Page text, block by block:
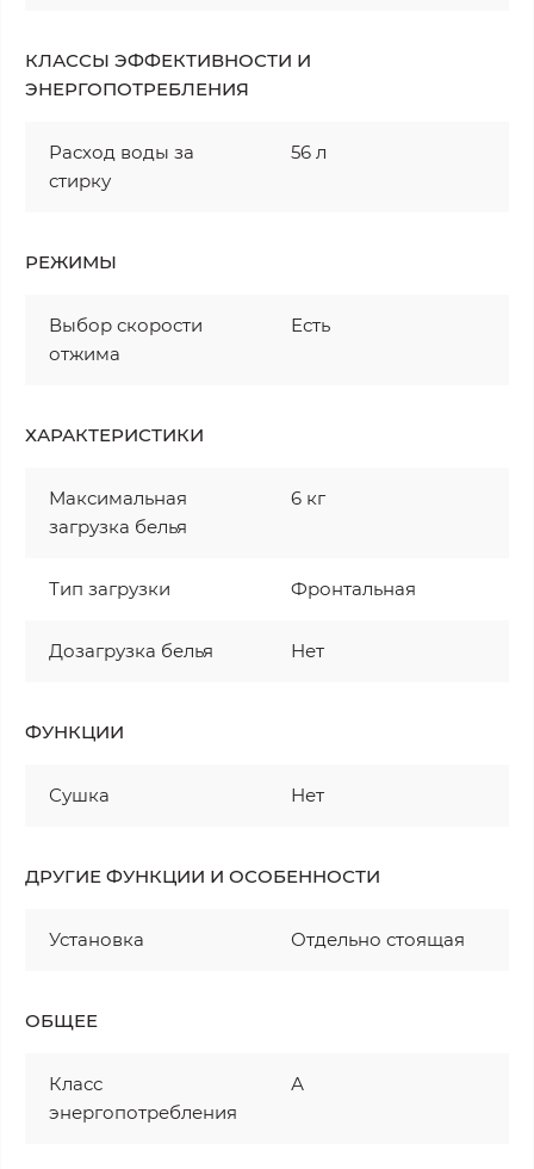
КЛАССЫ ЭФФЕКТИВНОСТИ И
ЭНЕРГОПОТРЕБЛЕНИЯ
Расход воды за
стирку
56 л
РЕЖИМЫ
Выбор скорости
отжима
Есть
ХАРАКТЕРИСТИКИ
Максимальная
загрузка белья
6 кг
Тип загрузки Фронтальная
Дозагрузка белья Нет
ФУНКЦИИ
Сушка Нет
ДРУГИЕ ФУНКЦИИ И ОСОБЕННОСТИ
Установка Отдельно стоящая
ОБЩЕЕ
Класс
энергопотребления
А